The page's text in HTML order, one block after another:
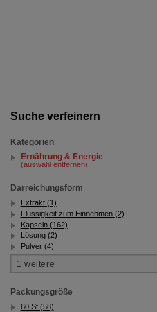
Suche verfeinern
Kategorien
Ernährung & Energie
(auswahl entfernen)
Darreichungsform
Extrakt (1)
Flüssigkeit zum Einnehmen (2)
Kapseln (162)
Lösung (2)
Pulver (4)
Packungsgröße
60 St (58)